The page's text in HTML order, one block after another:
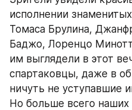
исполнении
Томаса Брулина,
Баджо, Лоренцо
им выглядели в этот
спартаковцы, даже в
ничуть не уступавшие
Но больше всего наших